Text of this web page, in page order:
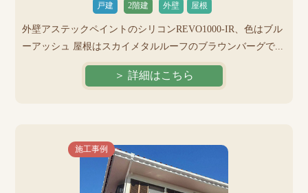
戸建 2階建 外壁 屋根
外壁アステックペイントのシリコンREVO1000-IR、色はブル
ーアッシュ 屋根はスカイメタルルーフのブラウンバーグで...
＞ 詳細はこちら
施工事例